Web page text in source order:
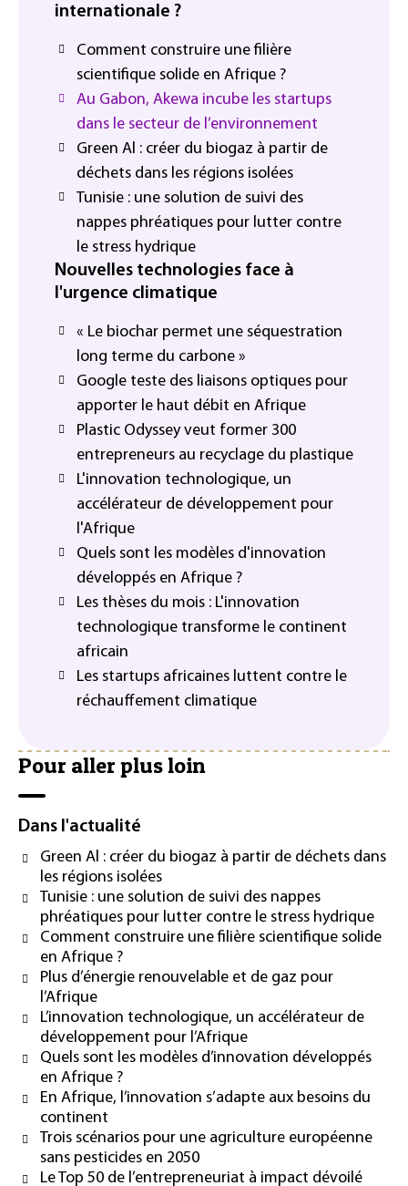
internationale ?
Comment construire une filière
scientifique solide en Afrique ?
Au Gabon, Akewa incube les startups
dans le secteur de l’environnement
Green Al : créer du biogaz à partir de
déchets dans les régions isolées
Tunisie : une solution de suivi des
nappes phréatiques pour lutter contre
le stress hydrique
Nouvelles technologies face à
l'urgence climatique
« Le biochar permet une séquestration
long terme du carbone »
Google teste des liaisons optiques pour
apporter le haut débit en Afrique
Plastic Odyssey veut former 300
entrepreneurs au recyclage du plastique
L'innovation technologique, un
accélérateur de développement pour
l'Afrique
Quels sont les modèles d'innovation
développés en Afrique ?
Les thèses du mois : L'innovation
technologique transforme le continent
africain
Les startups africaines luttent contre le
réchauffement climatique
Pour aller plus loin
Dans l'actualité
Green Al : créer du biogaz à partir de déchets dans
les régions isolées
Tunisie : une solution de suivi des nappes
phréatiques pour lutter contre le stress hydrique
Comment construire une filière scientifique solide
en Afrique ?
Plus d’énergie renouvelable et de gaz pour
l’Afrique
L’innovation technologique, un accélérateur de
développement pour l’Afrique
Quels sont les modèles d’innovation développés
en Afrique ?
En Afrique, l’innovation s’adapte aux besoins du
continent
Trois scénarios pour une agriculture européenne
sans pesticides en 2050
Le Top 50 de l’entrepreneuriat à impact dévoilé